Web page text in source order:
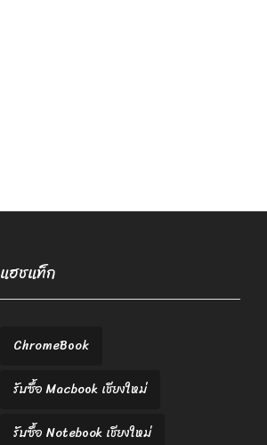
แฮชแท็ก
ChromeBook
รับซื้อ Macbook เชียงใหม่
รับซื้อ Notebook เชียงใหม่